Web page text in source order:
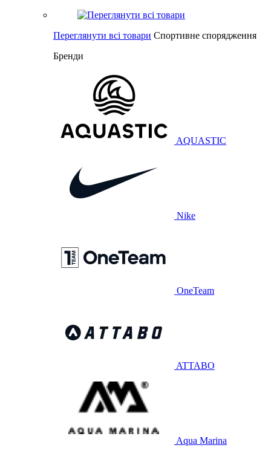
Переглянути всі товари Спортивне спорядження
Бренди
AQUASTIC
Nike
OneTeam
ATTABO
Aqua Marina